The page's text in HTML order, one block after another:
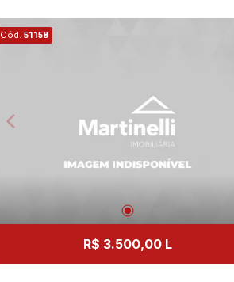
Cód. 51158
R$ 3.500,00 L